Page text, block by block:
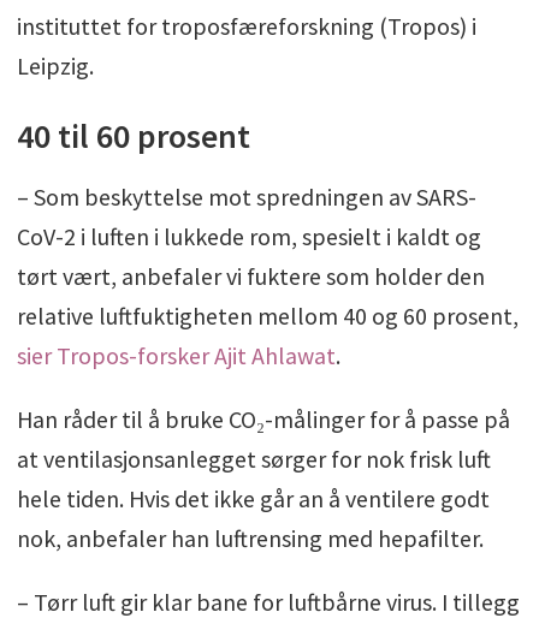
instituttet for troposfæreforskning (Tropos) i
Leipzig.
40 til 60 prosent
– Som beskyttelse mot spredningen av SARS-
CoV-2 i luften i lukkede rom, spesielt i kaldt og
tørt vært, anbefaler vi fuktere som holder den
relative luftfuktigheten mellom 40 og 60 prosent,
sier Tropos-forsker Ajit Ahlawat.
Han råder til å bruke CO₂-målinger for å passe på
at ventilasjonsanlegget sørger for nok frisk luft
hele tiden. Hvis det ikke går an å ventilere godt
nok, anbefaler han luftrensing med hepafilter.
– Tørr luft gir klar bane for luftbårne virus. I tillegg